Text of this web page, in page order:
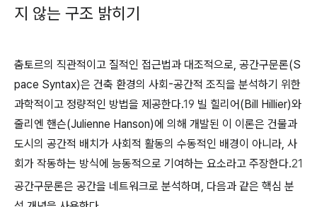
지 않는 구조 밝히기
춤토르의 직관적이고 질적인 접근법과 대조적으로, 공간구문론(S
pace Syntax)은 건축 환경의 사회-공간적 조직을 분석하기 위한
과학적이고 정량적인 방법을 제공한다.19 빌 힐리어(Bill Hillier)와
줄리엔 핸슨(Julienne Hanson)에 의해 개발된 이 이론은 건물과
도시의 공간적 배치가 사회적 활동의 수동적인 배경이 아니라, 사
회가 작동하는 방식에 능동적으로 기여하는 요소라고 주장한다.21
공간구문론은 공간을 네트워크로 분석하며, 다음과 같은 핵심 분